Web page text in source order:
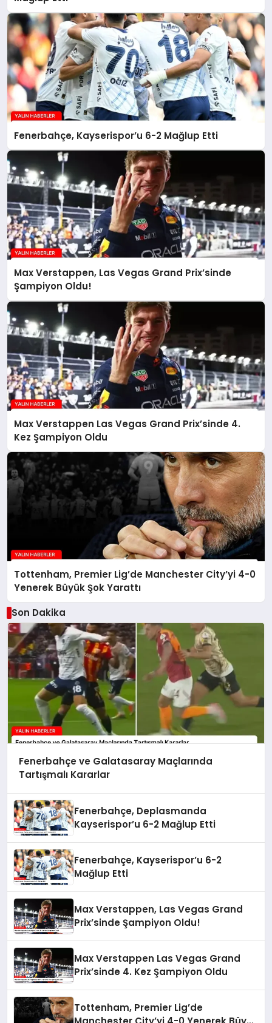
Fenerbahçe, Kayserispor’u 6-2 Mağlup Etti
Max Verstappen, Las Vegas Grand Prix’sinde
Şampiyon Oldu!
Max Verstappen Las Vegas Grand Prix’sinde 4.
Kez Şampiyon Oldu
Tottenham, Premier Lig’de Manchester City’yi 4-0
Yenerek Büyük Şok Yarattı
Son Dakika
Fenerbahçe ve Galatasaray Maçlarında
Tartışmalı Kararlar
Fenerbahçe, Deplasmanda
Kayserispor’u 6-2 Mağlup Etti
Fenerbahçe, Kayserispor’u 6-2
Mağlup Etti
Max Verstappen, Las Vegas Grand
Prix’sinde Şampiyon Oldu!
Max Verstappen Las Vegas Grand
Prix’sinde 4. Kez Şampiyon Oldu
Tottenham, Premier Lig’de